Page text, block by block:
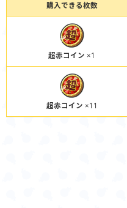
購入できる枚数
超赤コイン ×1
超赤コイン ×11